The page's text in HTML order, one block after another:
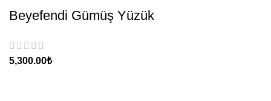
Beyefendi Gümüş Yüzük
₺